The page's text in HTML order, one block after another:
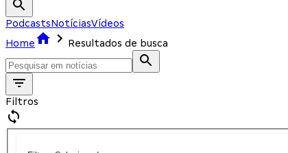
PodcastsNotíciasVídeos
Home
Resultados de busca
Filtros